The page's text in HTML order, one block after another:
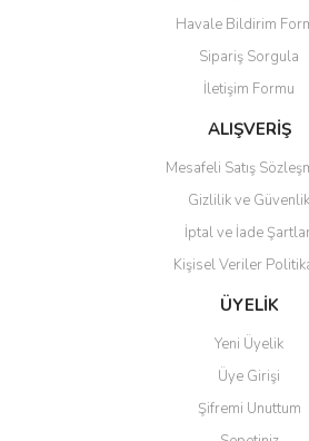
Ürün açıklamasında eksik bilgiler
Ürün bilgilerinde hatalar bulunuyor.
Ürün fiyatı diğer sitelerden daha pahalı.
Bu ürüne benzer farklı alternatifler olmalı.
Gönder
Havale Bildirim
Sipariş Sorgula
İletişim Formu
ALIŞVERİŞ
Mesafeli Satış
Gizlilik ve Güvenlik
İptal ve İade
Kişisel Veriler
ÜYELİK
Yeni Üyelik
Üye Girişi
Şifremi Unuttum